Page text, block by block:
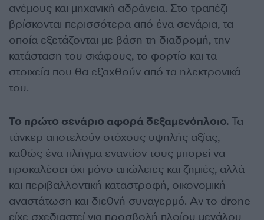
ανέμους και μηχανική αδράνεια. Στο τραπέζι
βρίσκονται περισσότερα από ένα σενάρια, τα
οποία εξετάζονται με βάση τη διαδρομή, την
κατάσταση του σκάφους, το φορτίο και τα
στοιχεία που θα εξαχθούν από τα ηλεκτρονικά
του.
Το πρώτο σενάριο αφορά δεξαμενόπλοιο. Τα
τάνκερ αποτελούν στόχους υψηλής αξίας,
καθώς ένα πλήγμα εναντίον τους μπορεί να
προκαλέσει όχι μόνο απώλειες και ζημιές, αλλά
και περιβαλλοντική καταστροφή, οικονομική
αναστάτωση και διεθνή συναγερμό. Αν το drone
είχε σχεδιαστεί για προσβολή πλοίου μεγάλου